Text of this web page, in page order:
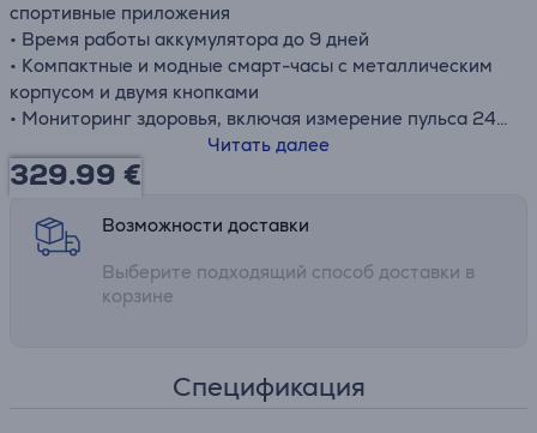
спортивные приложения
• Время работы аккумулятора до 9 дней
• Компактные и модные смарт-часы с металлическим
корпусом и двумя кнопками
• Мониторинг здоровья, включая измерение пульса 24/7
• Уведомления при подключении к iPhone или Android
Читать далее
329.99 €
Возможности доставки
Выберите подходящий способ доставки в
корзине
Спецификация